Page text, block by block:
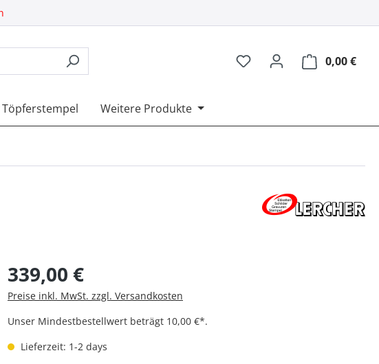
0,00 €
Weitere Produkte
Regulärer Preis:
339,00 €
Preise inkl. MwSt. zzgl. Versandkosten
Unser Mindestbestellwert beträgt 10,00 €*.
Lieferzeit: 1-2 days